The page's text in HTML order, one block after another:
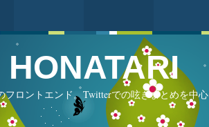
ロントエンド。Twitterでの呟きまとめを中心